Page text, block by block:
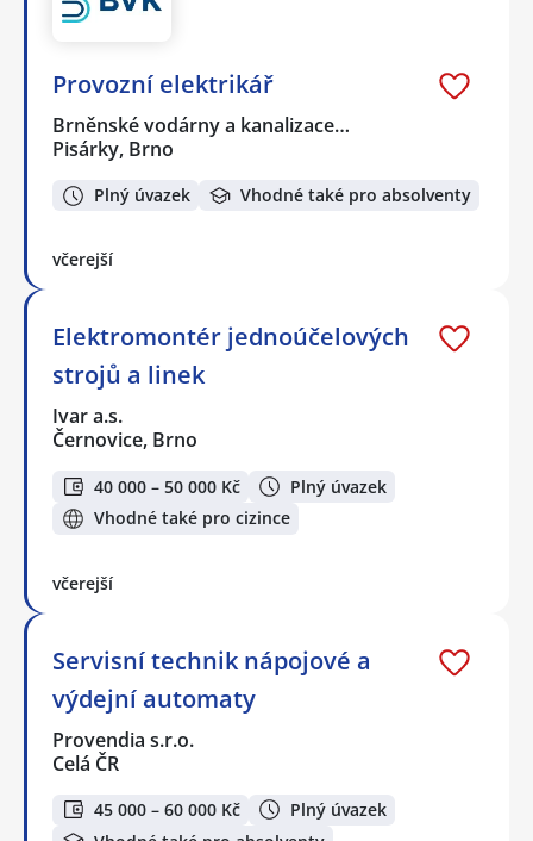
Provozní elektrikář
Brněnské vodárny a kanalizace…
Pisárky, Brno
Plný úvazek Vhodné také pro absolventy
včerejší
Elektromontér jednoúčelových
strojů a linek
Ivar a.s.
Černovice, Brno
40 000 – 50 000 Kč
Plný úvazek
Vhodné také pro cizince
včerejší
Servisní technik nápojové a
výdejní automaty
Provendia s.r.o.
Celá ČR
45 000 – 60 000 Kč
Plný úvazek